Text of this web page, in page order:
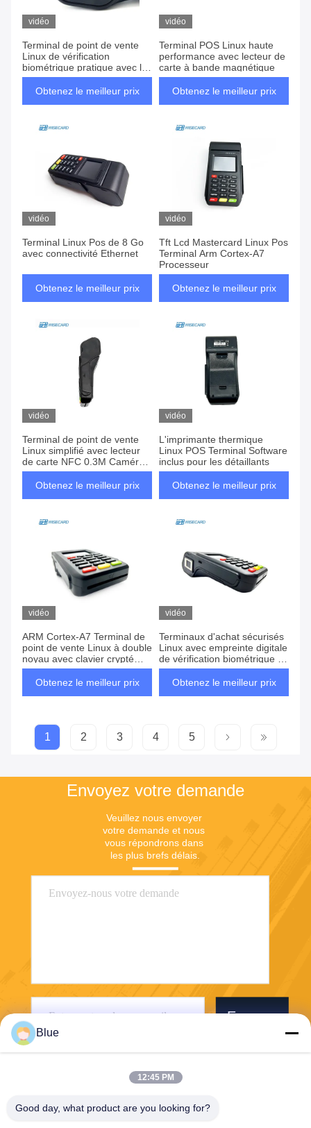
vidéo
Terminal de point de vente
Linux de vérification
biométrique pratique avec le
PIN Pad et la connectivité Wi-
Obtenez le meilleur prix
vidéo
Terminal POS Linux haute
performance avec lecteur de
carte à bande magnétique
Obtenez le meilleur prix
vidéo
Terminal Linux Pos de 8 Go
avec connectivité Ethernet
Obtenez le meilleur prix
vidéo
Tft Lcd Mastercard Linux Pos
Terminal Arm Cortex-A7
Processeur
Obtenez le meilleur prix
vidéo
Terminal de point de vente
Linux simplifié avec lecteur
de carte NFC 0.3M Caméra
Pixel et 1 Go de RAM
Obtenez le meilleur prix
vidéo
L'imprimante thermique
Linux POS Terminal Software
inclus pour les détaillants
Obtenez le meilleur prix
vidéo
ARM Cortex-A7 Terminal de
point de vente Linux à double
noyau avec clavier crypté
standard PCI
Obtenez le meilleur prix
vidéo
Terminaux d'achat sécurisés
Linux avec empreinte digitale
de vérification biométrique et
caméra 0.3M Pixel
Obtenez le meilleur prix
1 2 3 4 5
Envoyez votre demande
Veuillez nous envoyer
votre demande et nous
vous répondrons dans
les plus brefs délais.
Envoyer
Blue
12:45 PM
Good day, what product are you looking for?